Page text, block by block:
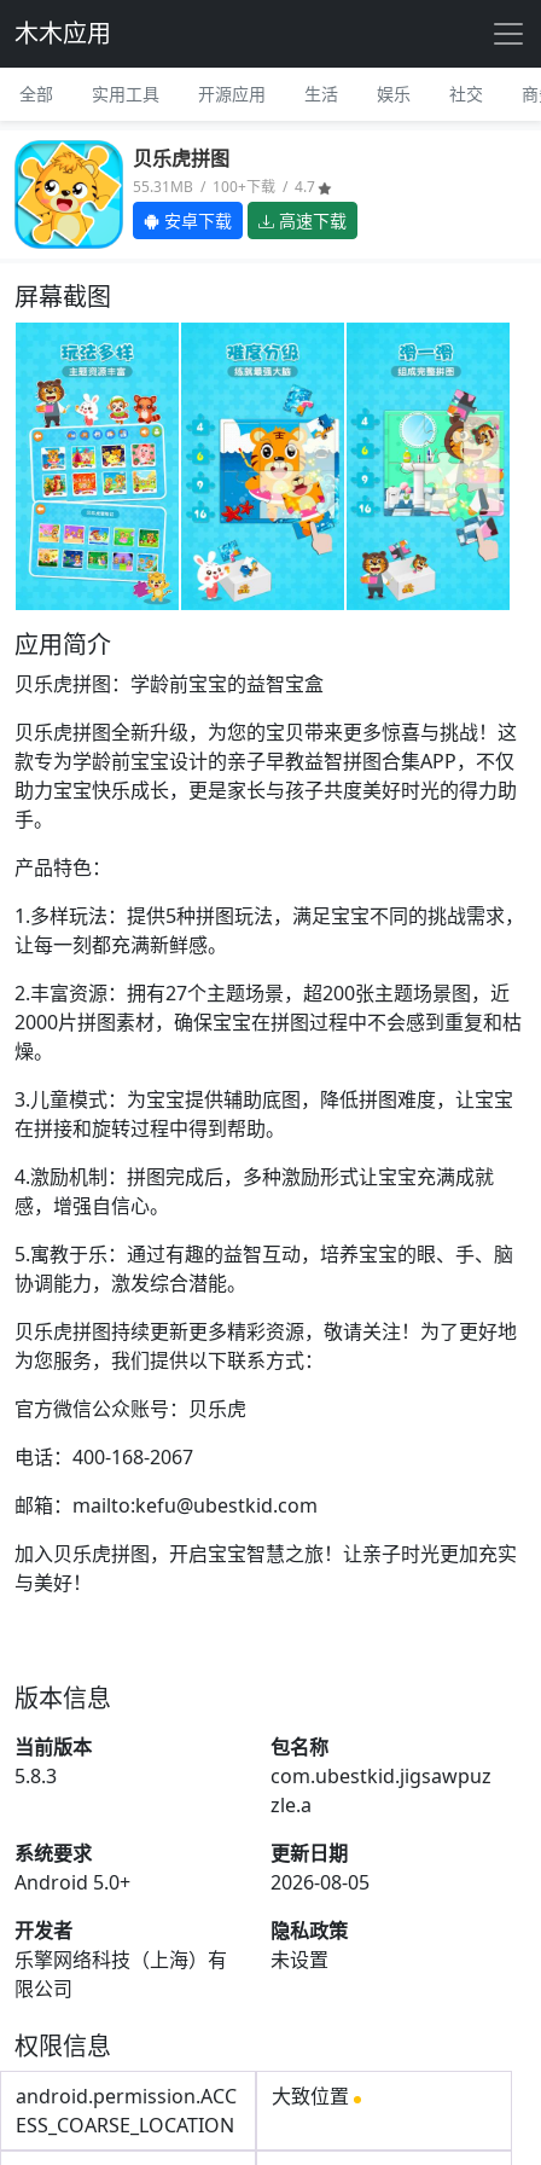
木木应用
全部 实用工具 开源应用 生活 娱乐 社交
贝乐虎拼图
55.31MB / 100+下载 / 4.7
安卓下载 高速下载
屏幕截图
应用简介
贝乐虎拼图：学龄前宝宝的益智宝盒
贝乐虎拼图全新升级，为您的宝贝带来更多惊喜与挑战！这
款专为学龄前宝宝设计的亲子早教益智拼图合集APP，不仅
助力宝宝快乐成长，更是家长与孩子共度美好时光的得力助
手。
产品特色：
1.多样玩法：提供5种拼图玩法，满足宝宝不同的挑战需求，
让每一刻都充满新鲜感。
2.丰富资源：拥有27个主题场景，超200张主题场景图，近
2000片拼图素材，确保宝宝在拼图过程中不会感到重复和枯
燥。
3.儿童模式：为宝宝提供辅助底图，降低拼图难度，让宝宝
在拼接和旋转过程中得到帮助。
4.激励机制：拼图完成后，多种激励形式让宝宝充满成就
感，增强自信心。
5.寓教于乐：通过有趣的益智互动，培养宝宝的眼、手、脑
协调能力，激发综合潜能。
贝乐虎拼图持续更新更多精彩资源，敬请关注！为了更好地
为您服务，我们提供以下联系方式：
官方微信公众账号：贝乐虎
电话：400-168-2067
邮箱：mailto:kefu@ubestkid.com
加入贝乐虎拼图，开启宝宝智慧之旅！让亲子时光更加充实
与美好！
版本信息
当前版本
5.8.3
包名称
com.ubestkid.jigsawpuz
zle.a
系统要求
Android 5.0+
更新日期
2026-08-05
开发者
乐擎网络科技（上海）有
限公司
隐私政策
未设置
权限信息
android.permission.ACC
ESS_COARSE_LOCATION
大致位置